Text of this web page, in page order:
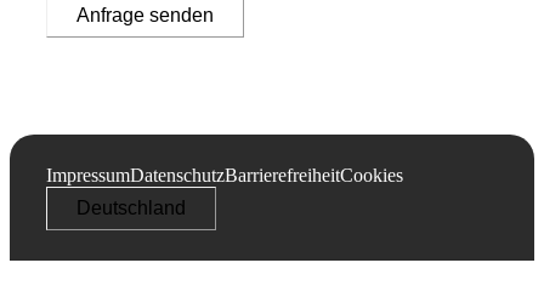
Anfrage senden
ImpressumDatenschutzBarrierefreiheitCookies
Deutschland